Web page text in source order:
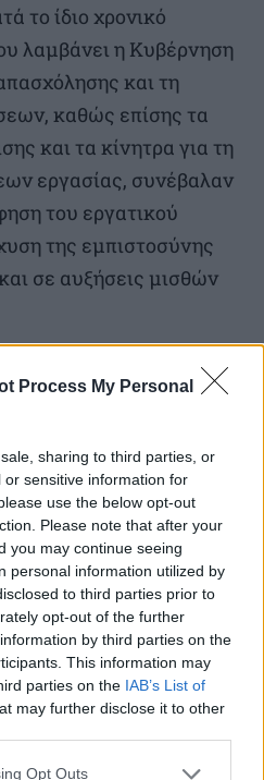
Process My Personal
sharing to third parties, or
sensitive information for
use the below opt-out
Please note that after your
you may continue seeing
personal information utilized by
to third parties prior to
opt-out of the further
by third parties on the
This information may
parties on the IAB’s List of
may further disclose it to other
Opt Outs
το ίδιο χρονικό
λαμβάνει η Κυβέρνηση
και τη
καθώς επίσης τα
και τα κίνητρα για τη
εργασίας, συνέβαλαν
του εργατικού
της εμπιστοσύνης
σε αυξήσεις μισθών
καταθέσεις
των νοικοκυριών και των
τράπεζες τον
νέο υψηλό 15ετίας
ευρώ,
στοιχεία της Τράπεζας
είπε-συνέβαλε τόσο
όσο και η